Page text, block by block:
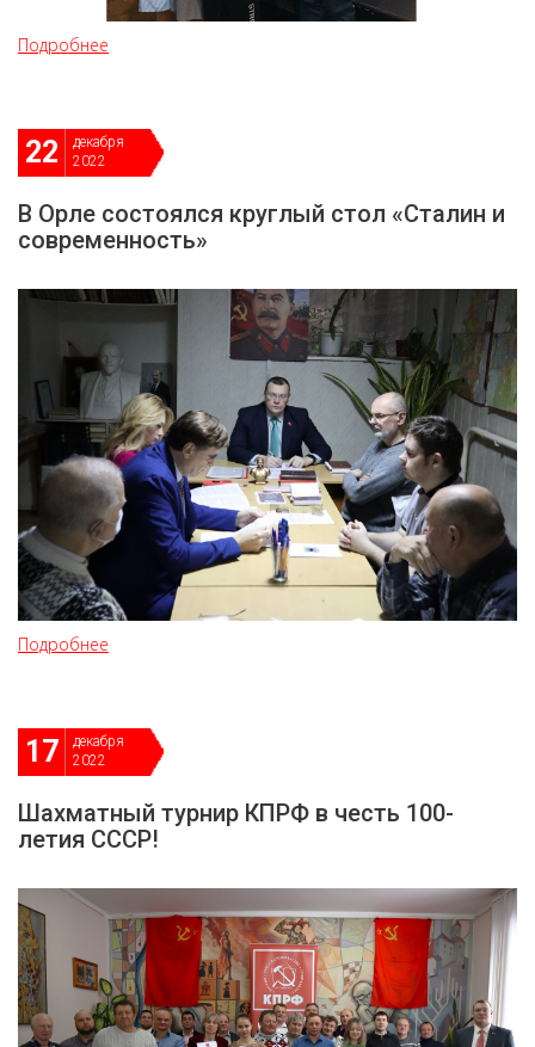
Подробнее
22
декабря
2022
В Орле состоялся круглый стол «Сталин и
современность»
Подробнее
17
декабря
2022
Шахматный турнир КПРФ в честь 100-
летия СССР!